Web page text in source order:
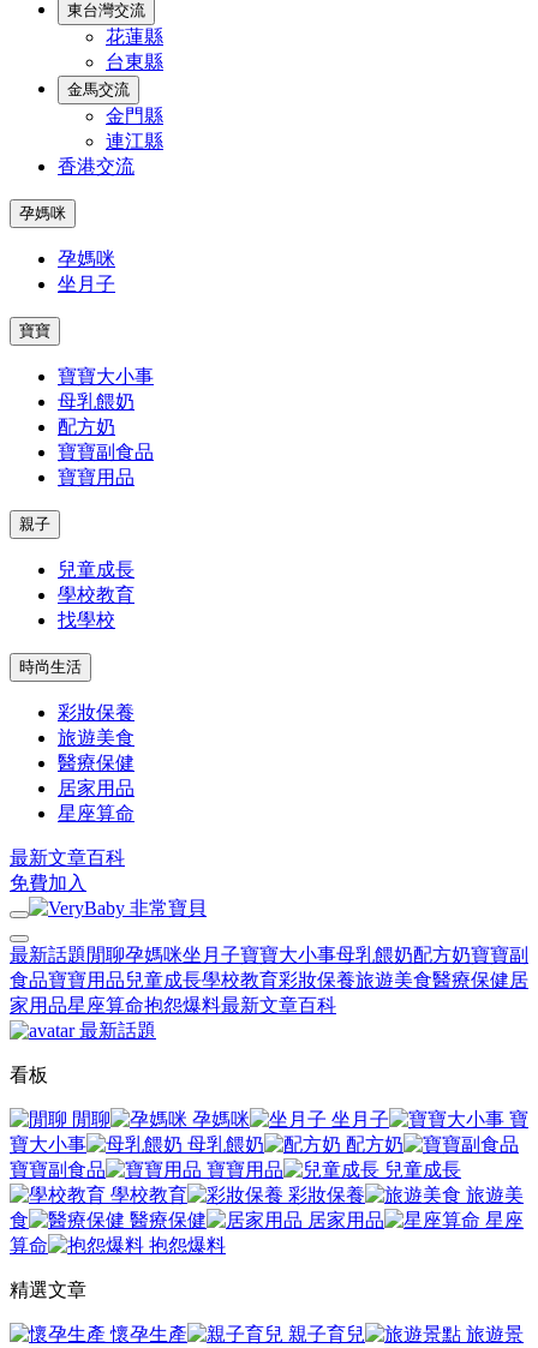
東台灣交流
花蓮縣
台東縣
金馬交流
金門縣
連江縣
香港交流
孕媽咪
孕媽咪
坐月子
寶寶
寶寶大小事
母乳餵奶
配方奶
寶寶副食品
寶寶用品
親子
兒童成長
學校教育
找學校
時尚生活
彩妝保養
旅遊美食
醫療保健
居家用品
星座算命
最新文章百科
免費加入
最新話題 閒聊孕媽咪坐月子寶寶大小事母乳餵奶配方奶寶寶副
食品寶寶用品兒童成長學校教育彩妝保養旅遊美食醫療保健居
家用品星座算命抱怨爆料最新文章百科
最新話題
看板
閒聊 孕媽咪 坐月子
寶
寶大小事
母乳餵奶
配方奶
寶寶副食品
寶寶用品
兒童成長
學校教育
彩妝保養
旅遊美
食
醫療保健 居家用品
星座
算命
抱怨爆料
精選文章
懷孕生產 親子育兒
旅遊景